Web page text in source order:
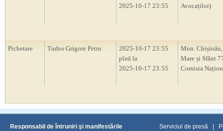
2025-10-17 23:55
Avocaților)
Pichetare Tudos Grigore Petru
2025-10-17 23:55
pînă la
2025-10-17 23:55
Mun.
Mare și Sfânt
Comisia
Responsabil de întruniri şi manifestările Serviciul de presă